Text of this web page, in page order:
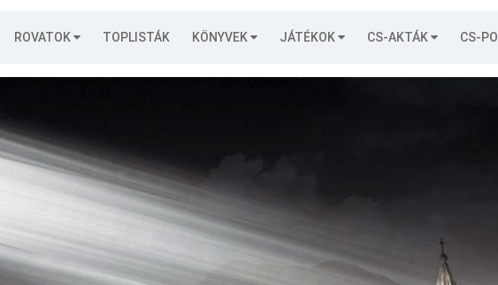
ROVATOK TOPLISTÁK KÖNYVEK JÁTÉKOK CS-AKTÁK CS-